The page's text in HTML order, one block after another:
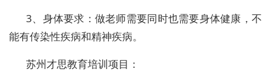
3、身体要求：做老师需要同时也需要身体健康，不
能有传染性疾病和精神疾病。
苏州才思教育培训项目：